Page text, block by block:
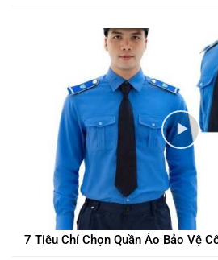
7 Tiêu Chí Chọn Quần Áo Bảo Vệ